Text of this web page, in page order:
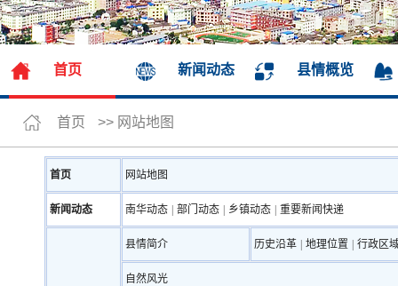
首页 新闻动态 县情概览
首页 >> 网站地图
首页 网站地图
新闻动态 南华动态 部门动态 乡镇动态 重要新闻快递
县情简介 历史沿革 地理位置 行政区
自然风光